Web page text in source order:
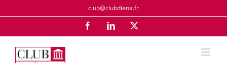
au
club@clubdiena.fr
FacebookLinkedIn